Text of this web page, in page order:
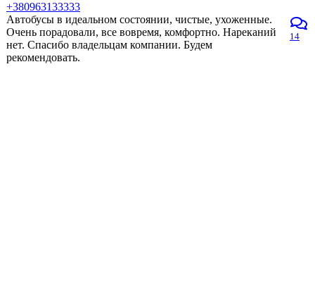
+380963133333
Автобусы в идеальном состоянии, чистые, ухоженные.
Очень порадовали, все вовремя, комфортно. Нареканий
нет. Спасибо владельцам компании. Будем
рекомендовать.
14